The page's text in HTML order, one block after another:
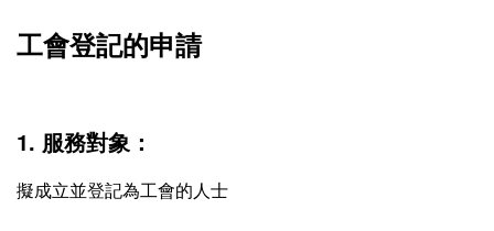
工會登記的申請
1. 服務對象：
擬成立並登記為工會的人士